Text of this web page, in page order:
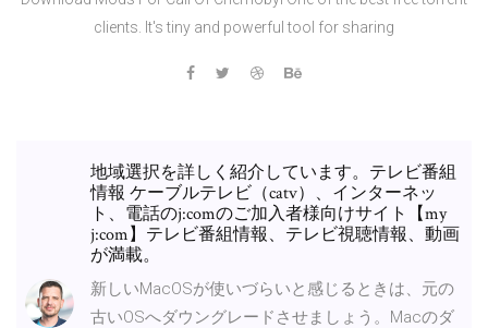
clients. It's tiny and powerful tool for sharing
地域選択を詳しく紹介しています。テレビ番組
情報 ケーブルテレビ（catv）、インターネッ
ト、電話のj:comのご加入者様向けサイト【my
j:com】テレビ番組情報、テレビ視聴情報、動画
が満載。
新しいMacOSが使いづらいと感じるときは、元の
古いOSへダウングレードさせましょう。Macのダ